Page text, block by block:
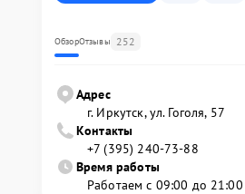
ОбзорОтзывы 252
Адрес
г. Иркутск, ул. ​Гоголя, 57
Контакты
+7 (395) 240-73-88
Время работы
Работаем с 09:00 до 21:00